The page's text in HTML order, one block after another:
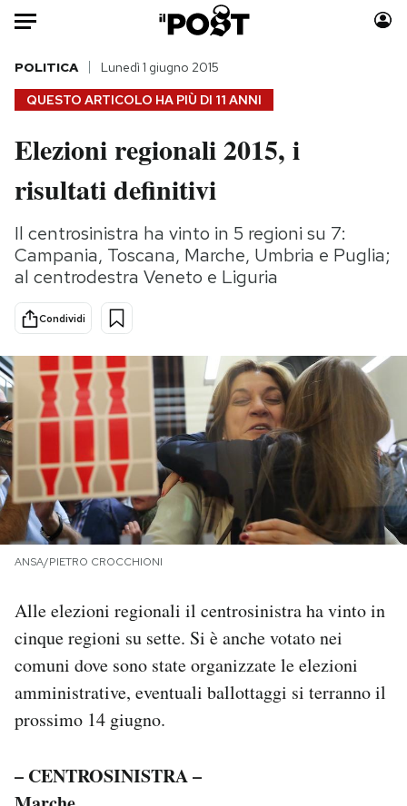
Auto
HOME
Italia
Politica
Tecnologia
Internet
Scienza
Cultura
Economia
Moda
Storie/Idee
Ok Boomer!
Media
Mondiali calcio 2026
NEWSLETTER
I MIEI PREFERITI
SHOP
Area Personale
QUESTO ARTICOLO HA PIÙ DI 11 ANNI
POLITICA Lunedì 1 giugno 2015
Elezioni regionali 2015, i
risultati definitivi
Il centrosinistra ha vinto in 5 regioni su 7:
Campania, Toscana, Marche, Umbria e Puglia;
al centrodestra Veneto e Liguria
Condividi
ANSA/PIETRO CROCCHIONI
Alle elezioni regionali il centrosinistra ha vinto in
cinque regioni su sette. Si è anche votato nei
comuni dove sono state organizzate le elezioni
amministrative, eventuali ballottaggi si terranno il
prossimo 14 giugno.
– CENTROSINISTRA –